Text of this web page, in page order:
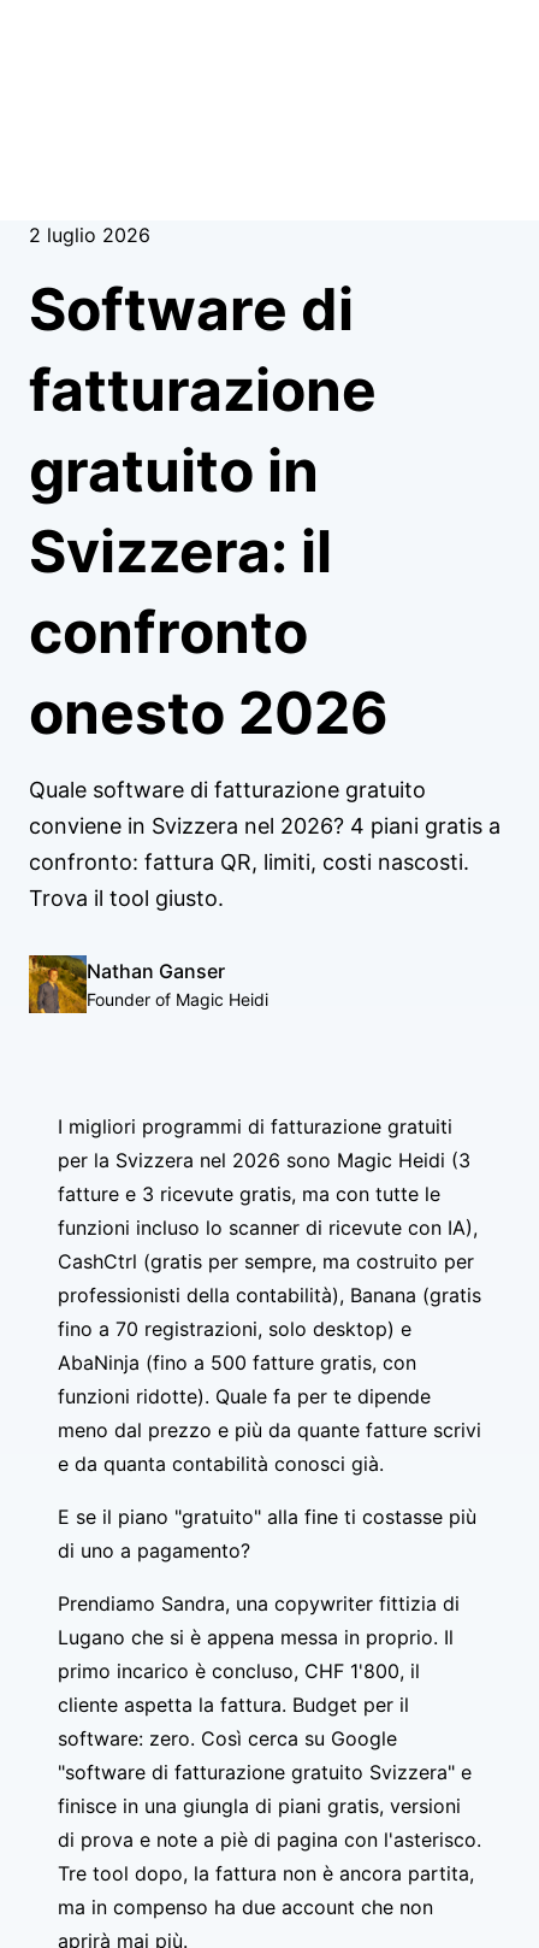
2 luglio 2026
Software di
fatturazione
gratuito in
Svizzera: il
confronto
onesto 2026
Quale software di fatturazione gratuito
conviene in Svizzera nel 2026? 4 piani gratis a
confronto: fattura QR, limiti, costi nascosti.
Trova il tool giusto.
Nathan Ganser
Founder of Magic Heidi
I migliori programmi di fatturazione gratuiti
per la Svizzera nel 2026 sono Magic Heidi (3
fatture e 3 ricevute gratis, ma con tutte le
funzioni incluso lo scanner di ricevute con IA),
CashCtrl (gratis per sempre, ma costruito per
professionisti della contabilità), Banana (gratis
fino a 70 registrazioni, solo desktop) e
AbaNinja (fino a 500 fatture gratis, con
funzioni ridotte). Quale fa per te dipende
meno dal prezzo e più da quante fatture scrivi
e da quanta contabilità conosci già.
E se il piano "gratuito" alla fine ti costasse più
di uno a pagamento?
Prendiamo Sandra, una copywriter fittizia di
Lugano che si è appena messa in proprio. Il
primo incarico è concluso, CHF 1'800, il
cliente aspetta la fattura. Budget per il
software: zero. Così cerca su Google
"software di fatturazione gratuito Svizzera" e
finisce in una giungla di piani gratis, versioni
di prova e note a piè di pagina con l'asterisco.
Tre tool dopo, la fattura non è ancora partita,
ma in compenso ha due account che non
aprirà mai più.